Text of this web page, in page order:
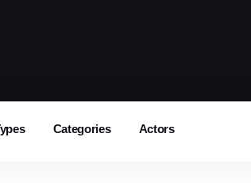
Categories Actors